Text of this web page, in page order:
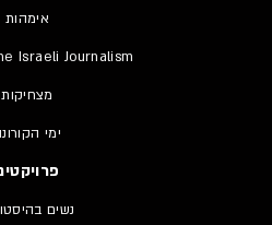
אימהות
Israeli Journalism
מצחיקות
ימי
נשים